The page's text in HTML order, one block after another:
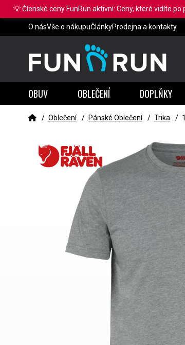
O násVše o nákupuČlánkyProdejna a kontakty
OBUV OBLEČENÍ DOPLŇKY
/ Oblečení / Pánské Oblečení / Trika /
💡 Členské ceny FunRun aktivní: Ceny, které vidíte